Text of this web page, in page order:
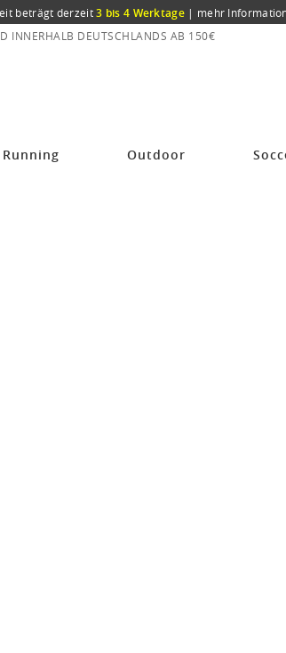
beträgt derzeit3 bis 4 Werktage | mehr
INNERHALB DEUTSCHLANDS AB 150€
Running Outdoor